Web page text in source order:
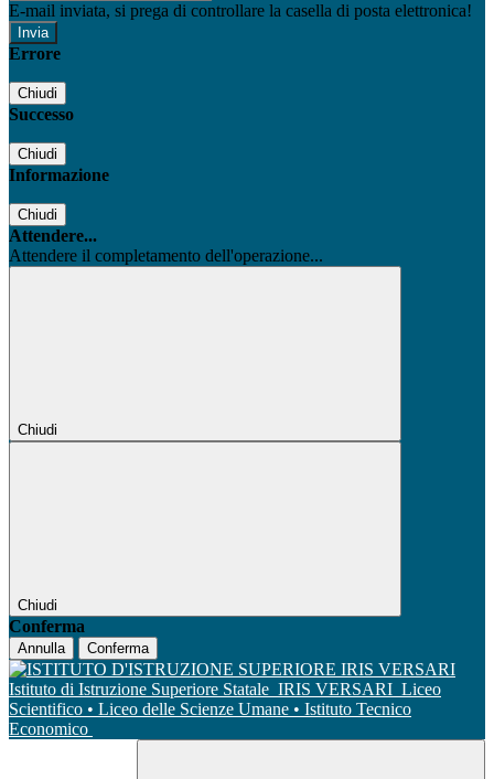
E-mail inviata, si prega di controllare la casella di posta elettronica!
Errore
Chiudi
Successo
Chiudi
Informazione
Chiudi
Attendere...
Attendere il completamento dell'operazione...
Chiudi
Chiudi
Conferma
Annulla Conferma
Istituto di Istruzione Superiore Statale IRIS VERSARI Liceo
Scientifico • Liceo delle Scienze Umane • Istituto Tecnico
Economico